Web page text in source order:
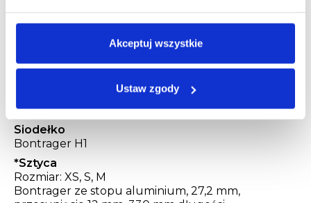
Akceptuj wszystkie
Ustaw zgody
Shimano CUES LG300, LINKGLIDE, 11-48, 10-
Shimano LG500
Pedały Bontrager City
Siodełko
Bontrager H1
*Sztyca
Rozmiar: XS, S, M
Bontrager ze stopu aluminium, 27,2 mm,